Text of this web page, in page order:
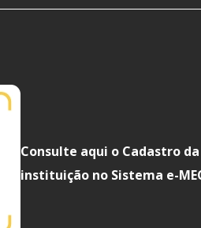
Consulte aqui o Cadastro da
instituição no Sistema e-